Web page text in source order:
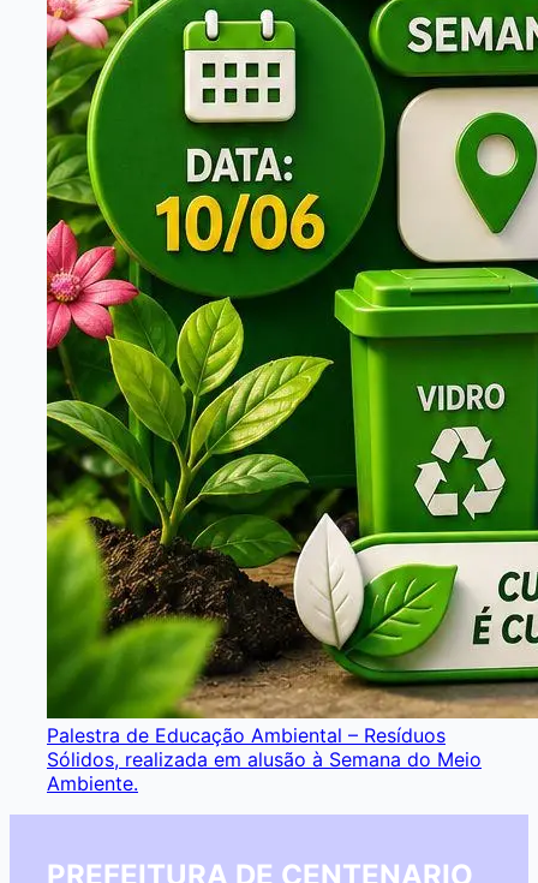
Palestra de Educação Ambiental – Resíduos
Sólidos, realizada em alusão à Semana do Meio
Ambiente.
PREFEITURA DE CENTENARIO